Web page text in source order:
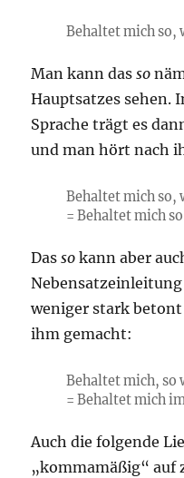
Behaltet mich so,
Man kann dasso
Hauptsatzes sehen.
Sprache trägt es
und man hört nach
Behaltet michso,
= Behaltet mich
Dasso kann aber
weniger stark betont
ihm gemacht:
Behaltet mich, so
= Behaltet mich
Auch die folgende
„kommamäßig“